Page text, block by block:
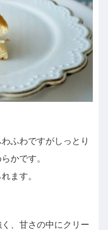
ふわですがしっとり
かです。
ます。
、甘さの中にクリー